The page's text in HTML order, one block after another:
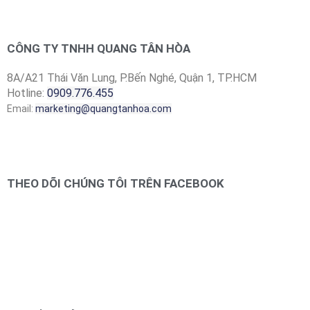
CÔNG TY TNHH QUANG TÂN HÒA
8A/A21 Thái Văn Lung, P.Bến Nghé, Quận 1, TP.HCM
Hotline: 0909.776.455
Email: marketing@quangtanhoa.com
THEO DÕI CHÚNG TÔI TRÊN FACEBOOK